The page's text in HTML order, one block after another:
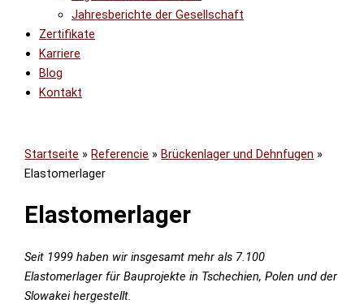
Jahresberichte der Gesellschaft
Zertifikate
Karriere
Blog
Kontakt
Startseite »Referencie »Brückenlager und Dehnfugen »
Elastomerlager
Elastomerlager
Seit 1999 haben wir insgesamt mehr als 7.100
Elastomerlager für Bauprojekte in Tschechien, Polen und der
Slowakei hergestellt.